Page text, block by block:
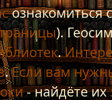
ознакомиться с
).
.
.Если вам
- найдёте их